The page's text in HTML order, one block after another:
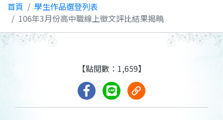
首頁
學生作品選登列表
106年3月份高中職線上徵文評比結果揭曉
【點閱數：1,659】